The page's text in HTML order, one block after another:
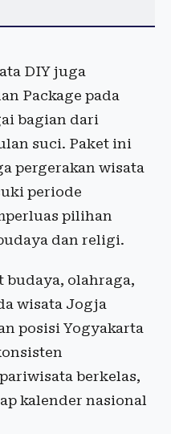
DIY juga
Package pada
bagian dari
suci. Paket ini
pergerakan wisata
periode
pilihan
dan religi.
budaya, olahraga,
wisata Jogja
posisi Yogyakarta
berkelas,
kalender nasional